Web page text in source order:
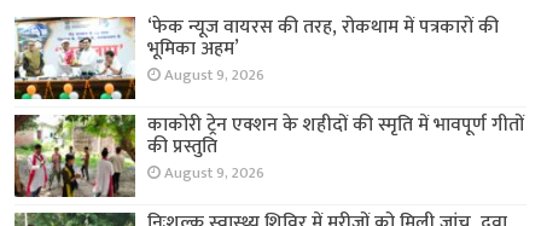
‘फेक न्यूज वायरस की तरह, रोकथाम में पत्रकारों की
भूमिका अहम’
August 9, 2026
काकोरी ट्रेन एक्शन के शहीदों की स्मृति में भावपूर्ण गीतों
की प्रस्तुति
August 9, 2026